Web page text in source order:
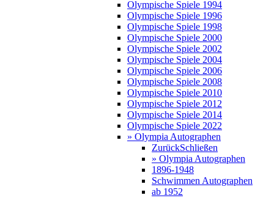
Olympische Spiele 1994
Olympische Spiele 1996
Olympische Spiele 1998
Olympische Spiele 2000
Olympische Spiele 2002
Olympische Spiele 2004
Olympische Spiele 2006
Olympische Spiele 2008
Olympische Spiele 2010
Olympische Spiele 2012
Olympische Spiele 2014
Olympische Spiele 2022
» Olympia Autographen
ZurückSchließen
» Olympia Autographen
1896-1948
Schwimmen Autographen
ab 1952